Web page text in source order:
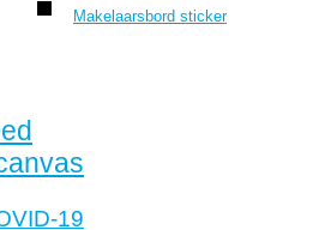
Makelaarsbord sticker
19